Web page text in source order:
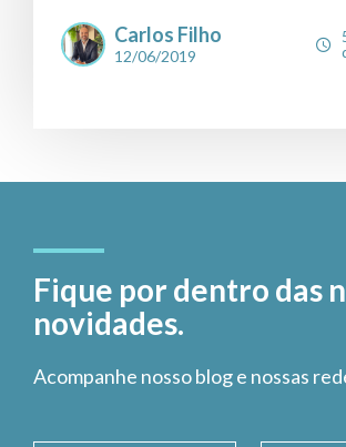
Carlos Filho
12/06/2019
Fique por dentro das
novidades.
Acompanhe nosso blog e nossas